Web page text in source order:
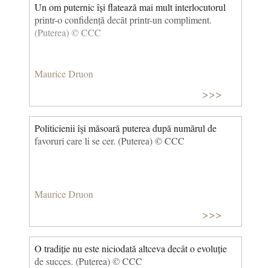
Un om puternic își flatează mai mult interlocutorul
printr-o confidență decât printr-un compliment.
(Puterea) © CCC
Maurice Druon
>>>
Politicienii îşi măsoară puterea după numărul de
favoruri care li se cer. (Puterea) © CCC
Maurice Druon
>>>
O tradiție nu este niciodată altceva decât o evoluție
de succes. (Puterea) © CCC